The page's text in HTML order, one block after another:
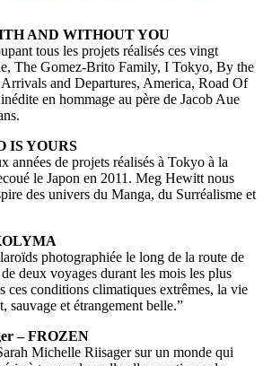
AND WITHOUT YOU
tous les projets réalisés ces vingt
The Gomez-Brito Family, I Tokyo, By the
and Departures, America, Road Of
en hommage au père de Jacob Aue
IS YOURS
années de projets réalisés à Tokyo à la
le Japon en 2011. Meg Hewitt nous
des univers du Manga, du Surréalisme et
photographiée le long de la route de
deux voyages durant les mois les plus
ces conditions climatiques extrêmes, la vie
sauvage et étrangement belle.”
– FROZEN
Michelle Riisager sur un monde qui